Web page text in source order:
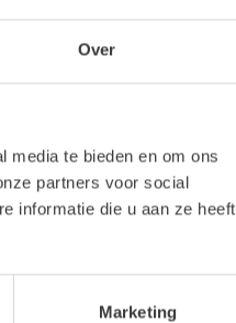
Over
media te bieden en om ons
partners voor social
informatie die u aan ze heeft
Marketing